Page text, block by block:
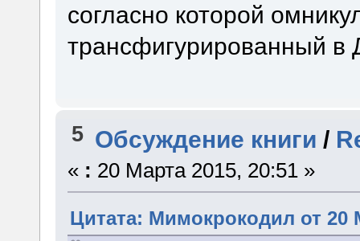
согласно которой
трансфигурированный в
5 Обсуждение книги /
« : 20 Марта 2015, 20:51 »
Цитата: Мимокрокодил от 20